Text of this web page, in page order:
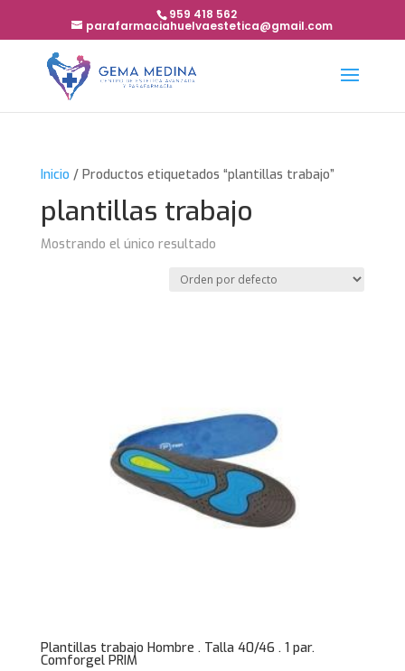
959 418 562
parafarmaciahuelvaestetica@gmail.com
Inicio / Productos etiquetados “plantillas trabajo”
plantillas trabajo
Mostrando el único resultado
Plantillas trabajo Hombre . Talla 40/46 . 1 par.
Comforgel PRIM